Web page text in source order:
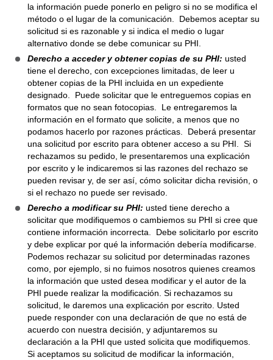
la información puede ponerlo en peligro si no se modifica el
método o el lugar de la comunicación. Debemos aceptar su
solicitud si es razonable y si indica el medio o lugar
alternativo donde se debe comunicar su PHI.
Derecho a acceder y obtener copias de su PHI: usted
tiene el derecho, con excepciones limitadas, de leer u
obtener copias de la PHI incluida en un expediente
designado. Puede solicitar que le entreguemos copias en
formatos que no sean fotocopias. Le entregaremos la
información en el formato que solicite, a menos que no
podamos hacerlo por razones prácticas.
Deberá presentar
una solicitud por escrito para obtener acceso a su PHI. Si
rechazamos su pedido, le presentaremos una explicación
por escrito y le indicaremos si las razones del rechazo se
pueden revisar y, de ser así, cómo solicitar dicha revisión, o
si el rechazo no puede ser revisado.
Derecho a modificar su PHI: usted tiene derecho a
solicitar que modifiquemos o cambiemos su PHI si cree que
contiene información incorrecta. Debe solicitarlo por escrito
y debe explicar por qué la información debería modificarse.
Podemos rechazar su solicitud por determinadas razones
como, por ejemplo, si no fuimos nosotros quienes creamos
la información que usted desea modificar y el autor de la
PHI puede realizar la modificación. Si rechazamos su
solicitud, le daremos una explicación por escrito. Usted
puede responder con una declaración de que no está de
acuerdo con nuestra decisión, y adjuntaremos su
declaración a la PHI que usted solicita que modifiquemos.
Si aceptamos su solicitud de modificar la información,